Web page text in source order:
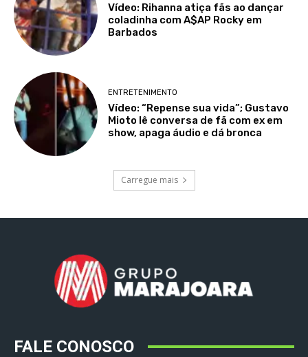
Vídeo: Rihanna atiça fãs ao dançar
coladinha com A$AP Rocky em
Barbados
ENTRETENIMENTO
Vídeo: “Repense sua vida”; Gustavo
Mioto lê conversa de fã com ex em
show, apaga áudio e dá bronca
Carregue mais
FALE CONOSCO